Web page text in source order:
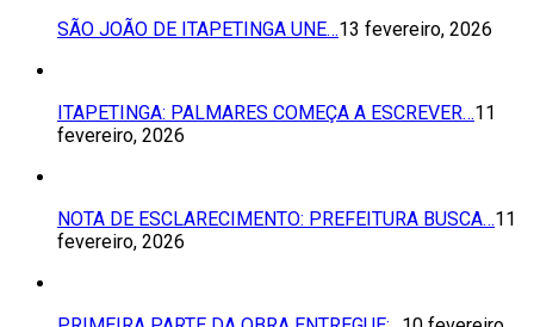
SÃO JOÃO DE ITAPETINGA UNE…13 fevereiro, 2026
ITAPETINGA: PALMARES COMEÇA A ESCREVER…11
fevereiro, 2026
NOTA DE ESCLARECIMENTO: PREFEITURA BUSCA…11
fevereiro, 2026